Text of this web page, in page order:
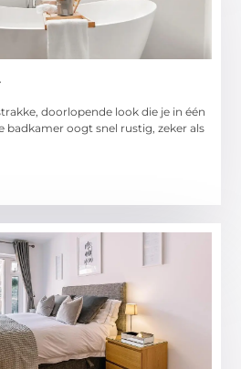
doorlopende look die je in één
badkamer oogt snel rustig, zeker als